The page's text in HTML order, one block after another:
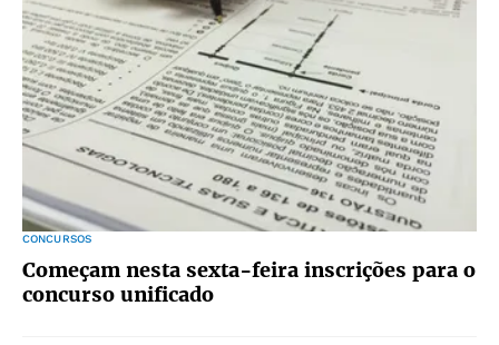
CONCURSOS
Começam nesta sexta-feira inscrições para o
concurso unificado